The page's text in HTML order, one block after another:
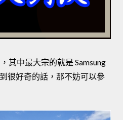
其中最大宗的就是 Samsung
很好奇的話，那不妨可以參